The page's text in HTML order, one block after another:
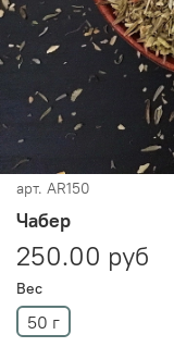
арт. AR150
Чабер
250.00 руб
Вес
50 г